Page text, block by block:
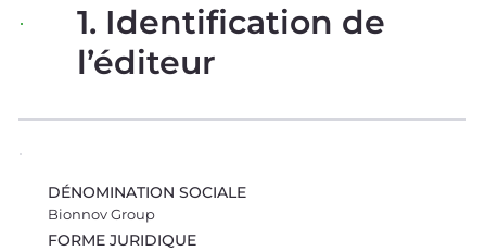
DÉNOMINATION SOCIALE
Bionnov Group
FORME JURIDIQUE
1. Identification de
l’éditeur